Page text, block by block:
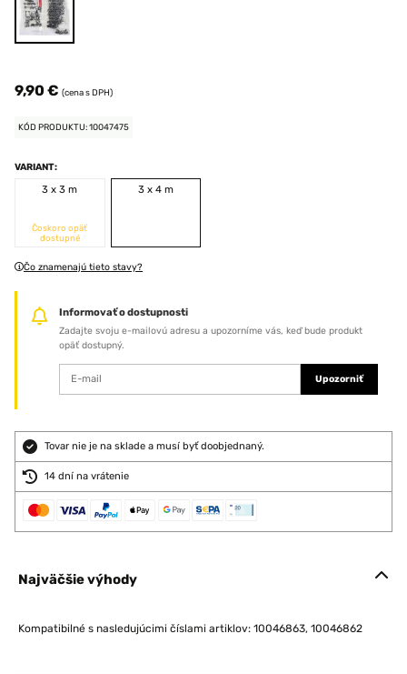
9,90 € (cena s DPH)
KÓD PRODUKTU: 10047475
VARIANT:
3 x 3 m
Čoskoro opäť
dostupné
3 x 4 m
Čo znamenajú tieto stavy?
Informovať o dostupnosti
Zadajte svoju e-mailovú adresu a upozorníme vás, keď bude produkt
opäť dostupný.
Upozorniť
Tovar nie je na sklade a musí byť doobjednaný.
14 dní na vrátenie
Najväčšie výhody
Kompatibilné s nasledujúcimi číslami artiklov: 10046863, 10046862